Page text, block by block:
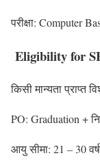
परीक्षा: Computer
Eligibility for
किसी मान्यता प्राप्त
PO: Graduation +
आयु सीमा: 21 – 30 वर्ष